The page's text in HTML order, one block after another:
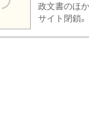
政文書のほ
サイト閉鎖。